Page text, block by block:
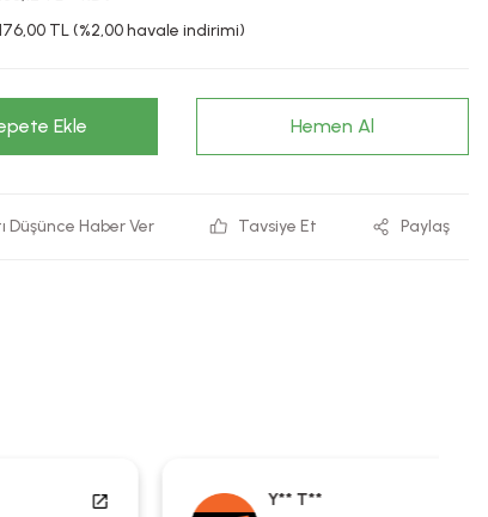
TL (%2,00 havale indirimi)
Ekle Hemen Al
Düşünce Haber Ver Tavsiye Et Paylaş
Y** T**